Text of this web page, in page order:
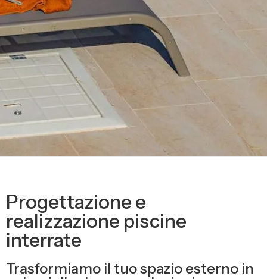
Progettazione e
realizzazione piscine
interrate
Trasformiamo il tuo spazio esterno in